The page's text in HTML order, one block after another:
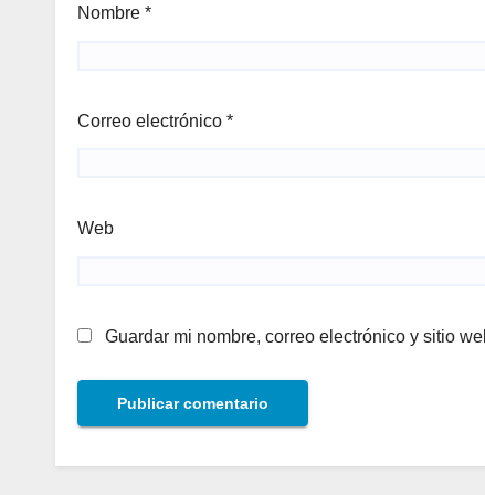
Nombre *
Correo electrónico *
Web
Guardar mi nombre, correo electrónico y sitio